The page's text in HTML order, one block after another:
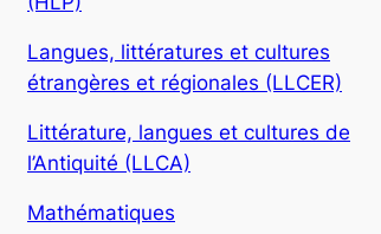
Langues, littératures et cultures
étrangères et régionales (LLCER)
Littérature, langues et cultures de
l’Antiquité (LLCA)
Mathématiques